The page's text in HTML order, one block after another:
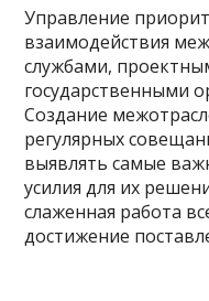
Управление
взаимодействия
службами,
государственными
Создание
регулярных
выявлять самые
усилия для их
слаженная работа
достижение